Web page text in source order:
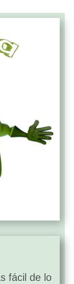
fácil de lo